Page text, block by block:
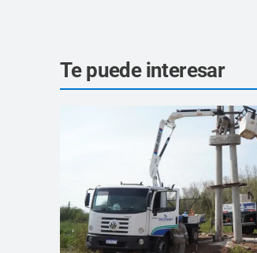
Te puede interesar